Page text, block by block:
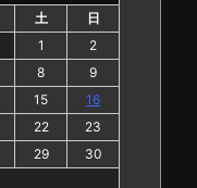
土
日
1
2
8
9
15
16
22
23
29
30